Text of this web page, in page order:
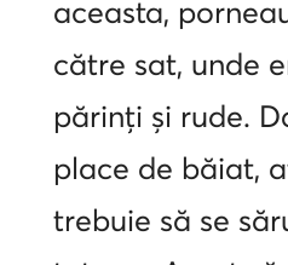
aceasta,
către sat, unde
părinți și rude.
place de băiat,
trebuie să se